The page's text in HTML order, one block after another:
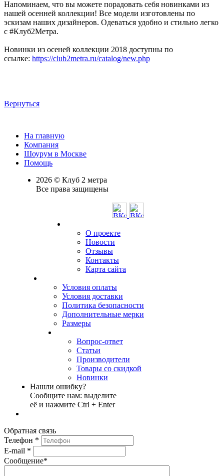
Напоминаем, что вы можете порадовать себя новинками из
нашей осенней коллекции! Все модели изготовлены по
эскизам наших дизайнеров. Одеваться удобно и стильно легко
с #Клуб2Метра.
Новинки из осеней коллекции 2018 доступны по
ссылке: https://club2metra.ru/catalog/new.php
Вернуться
На главную
Компания
Шоурум в Москве
Помощь
2026 © Клуб 2 метра
Все права защищены
О проекте
Новости
Отзывы
Контакты
Карта сайта
Условия оплаты
Условия доставки
Политика безопасности
Дополнительные мерки
Размеры
Вопрос-ответ
Статьи
Производители
Товары со скидкой
Новинки
Нашли ошибку?
Сообщите нам: выделите
её и нажмите Ctrl + Enter
Обратная связь
Телефон *
E-mail *
Сообщение*